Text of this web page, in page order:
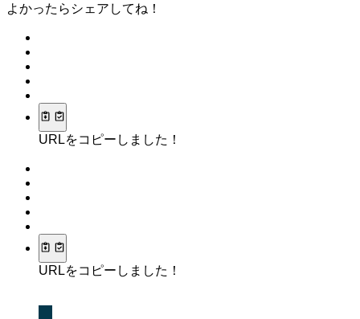
よかったらシェアしてね！
URLをコピーしました！
URLをコピーしました！